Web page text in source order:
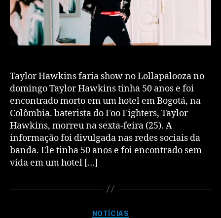
Taylor Hawkins faria show no Lollapalooza no
domingo Taylor Hawkins tinha 50 anos e foi
encontrado morto em um hotel em Bogotá, na
Colômbia. baterista do Foo Fighters, Taylor
Hawkins, morreu na sexta-feira (25). A
informação foi divulgada nas redes sociais da
banda. Ele tinha 50 anos e foi encontrado sem
vida em um hotel […]
NOTÍCIAS